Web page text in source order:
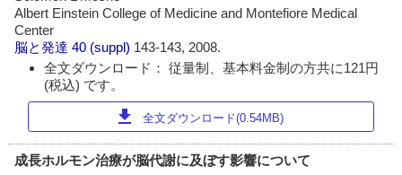
Albert Einstein College of Medicine and Montefiore Medical
Center
脳と発達 40 (suppl) 143-143, 2008.
全文ダウンロード： 従量制、基本料金制の方共に121円
(税込) です。
download 全文ダウンロード(0.54MB)
成長ホルモン治療が脳代謝に及ぼす影響について